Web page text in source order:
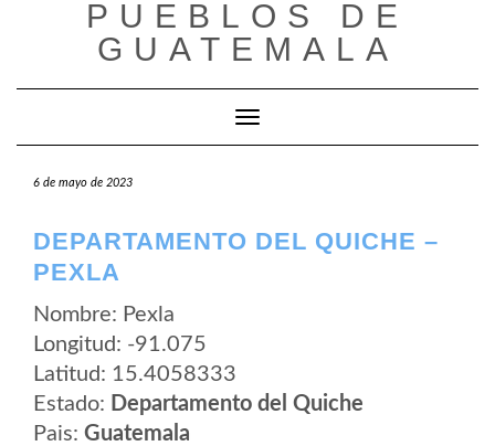
PUEBLOS DE
GUATEMALA
Cambiar modo de navegación
6 de mayo de 2023
DEPARTAMENTO DEL QUICHE –
PEXLA
Nombre: Pexla
Longitud: -91.075
Latitud: 15.4058333
Estado: Departamento del Quiche
Pais: Guatemala